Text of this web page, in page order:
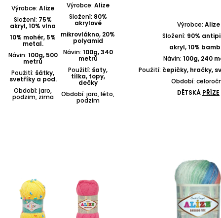
Výrobce: Alize
Složení: 75%
akryl, 10% vlna
10% mohér, 5%
metal.
Návin: 100g, 500
metrů
Použití: šátky,
svetříky a pod.
Období: jaro,
podzim, zima
Výrobce: Alize
Složení: 80%
akrylové
mikrovlákno, 20%
polyamid
Návin: 100g, 340
metrů
Použití: šaty,
tílka, topy,
dečky
Období: jaro, léto,
podzim
Výrobce: Alize
Složení: 90%
akryl, 10%
Návin: 100g, 240
Použití: čepičky, hračky,
Období:
DĚTSKÁ PŘÍZE